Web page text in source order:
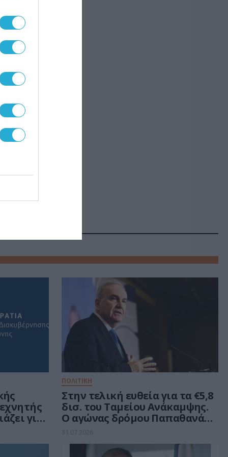
για
ΠΟΛΙΤΙΚΗ
Στην τελική ευθεία για τα €5,8
δισ. του Ταμείου Ανάκαμψης.
Ο αγώνας δρόμου Παπαθανάση
και το μήνυμα Μαξίμου στους
υπουργούς
31.07.2026